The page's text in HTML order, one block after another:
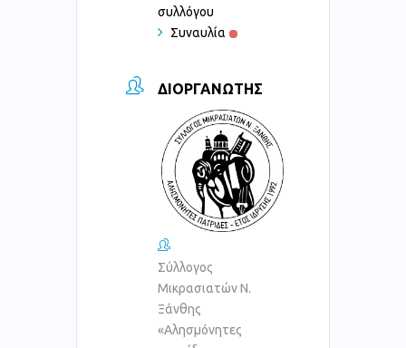
συλλόγου
Συναυλία
ΔΙΟΡΓΑΝΩΤΉΣ
Σύλλογος
Μικρασιατών Ν.
Ξάνθης
«Αλησμόνητες